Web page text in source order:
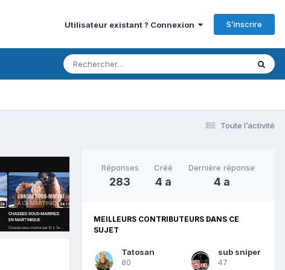
Utilisateur existant ? Connexion S’inscrire
Toute l’activité
Réponses
283
Créé
4 a
Dernière réponse
4 a
MEILLEURS CONTRIBUTEURS DANS CE
SUJET
Tatosan
80
sub sniper
47